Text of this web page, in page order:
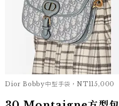
Dior Bobby中型手袋，NT115,000